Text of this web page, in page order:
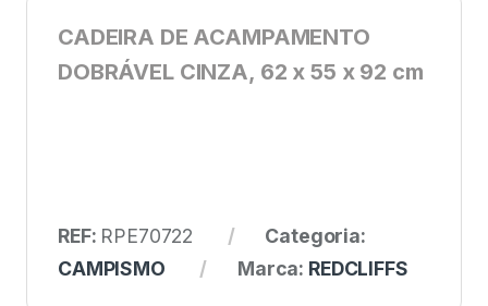
CADEIRA DE ACAMPAMENTO
DOBRÁVEL CINZA, 62 x 55 x 92 cm
REF: RPE70722
Categoria:
CAMPISMO
Marca: REDCLIFFS